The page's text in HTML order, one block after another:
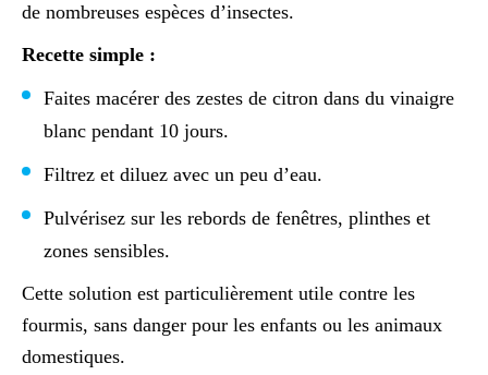
de nombreuses espèces d’insectes.
Recette simple :
Faites macérer des zestes de citron dans du vinaigre
blanc pendant 10 jours.
Filtrez et diluez avec un peu d’eau.
Pulvérisez sur les rebords de fenêtres, plinthes et
zones sensibles.
Cette solution est particulièrement utile contre les
fourmis, sans danger pour les enfants ou les animaux
domestiques.